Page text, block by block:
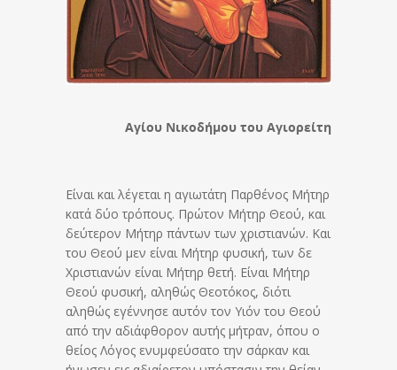
Αγίου Νικοδήμου του Αγιορείτη
Είναι και λέγεται η αγιωτάτη Παρθένος Μήτηρ
κατά δύο τρόπους. Πρώτον Μήτηρ Θεού, και
δεύτερον Μήτηρ πάντων των χριστιανών. Και
του Θεού μεν είναι Μήτηρ φυσική, των δε
Χριστιανών είναι Μήτηρ θετή. Είναι Μήτηρ
Θεού φυσική, αληθώς Θεοτόκος, διότι
αληθώς εγέννησε αυτόν τον Υιόν του Θεού
από την αδιάφθορον αυτής μήτραν, όπου ο
θείος Λόγος ενυμφεύσατο την σάρκαν και